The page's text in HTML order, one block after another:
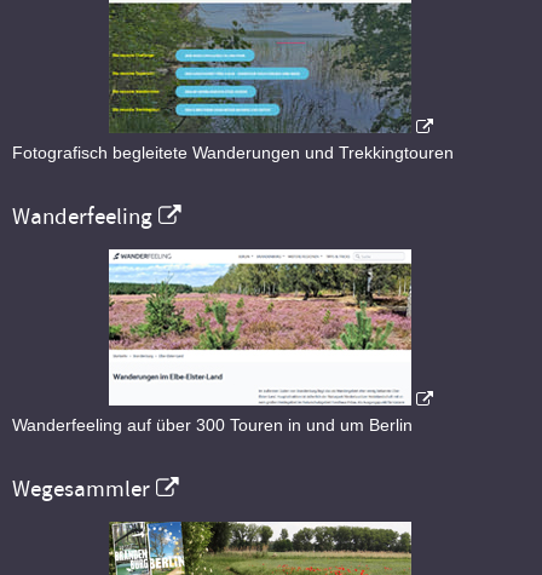
Fotografisch begleitete Wanderungen und Trekkingtouren
Wanderfeeling
Wanderfeeling auf über 300 Touren in und um Berlin
Wegesammler